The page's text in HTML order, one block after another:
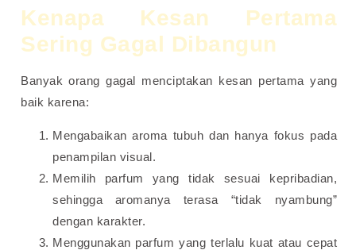
Kenapa Kesan Pertama
Sering Gagal Dibangun
Banyak orang gagal menciptakan kesan pertama yang
baik karena:
Mengabaikan aroma tubuh dan hanya fokus pada
penampilan visual.
Memilih parfum yang tidak sesuai kepribadian,
sehingga aromanya terasa “tidak nyambung”
dengan karakter.
Menggunakan parfum yang terlalu kuat atau cepat